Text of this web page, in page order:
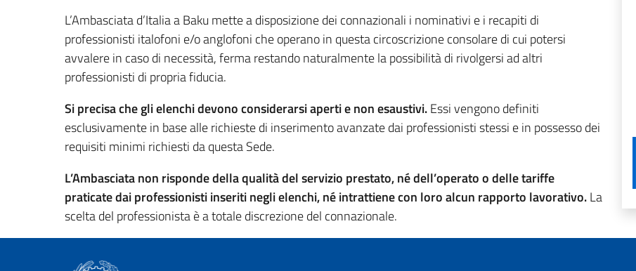
L’Ambasciata d’Italia a Baku mette a disposizione dei connazionali i nominativi e i recapiti di
professionisti italofoni e/o anglofoni che operano in questa circoscrizione consolare di cui potersi
avvalere in caso di necessità, ferma restando naturalmente la possibilità di rivolgersi ad altri
professionisti di propria fiducia.
Si precisa che gli elenchi devono considerarsi aperti e non esaustivi.Essi vengono definiti
esclusivamente in base alle richieste di inserimento avanzate dai professionisti stessi e in possesso dei
requisiti minimi richiesti da questa Sede.
L’Ambasciata non risponde della qualità del servizio prestato, né dell’operato o delle tariffe
praticate dai professionisti inseriti negli elenchi, né intrattiene con loro alcun rapporto lavorativo.La
scelta del professionista è a totale discrezione del connazionale.